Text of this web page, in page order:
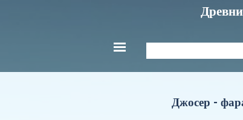
Джосер -